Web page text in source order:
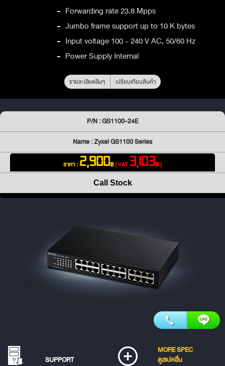
- Forwarding rate 23.8 Mpps
- Jumbo frame support up to 10 K bytes
- Input voltage 100 - 240 V AC, 50/60 Hz
- Power Supply Internal
รายละเอียดอื่นๆ เปรียบเทียบสินค้า
P/N : GS1100-24E
Name : Zyxel GS1100 Series
ราคา : 2,900฿[ VAT3,103฿ ]
Call Stock
SUPPORT
MORE SPEC
ดูสเปคอื่น